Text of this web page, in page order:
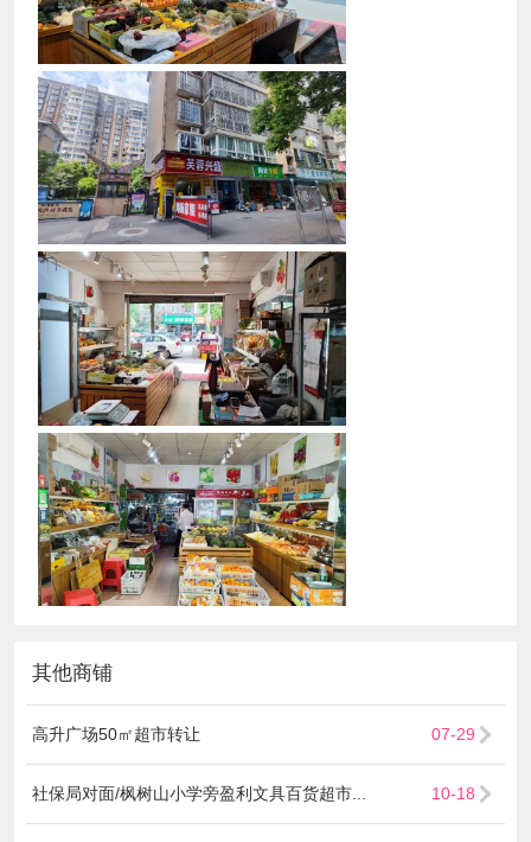
其他商铺
高升广场50㎡超市转让 07-29
社保局对面/枫树山小学旁盈利文具百货超市... 10-18